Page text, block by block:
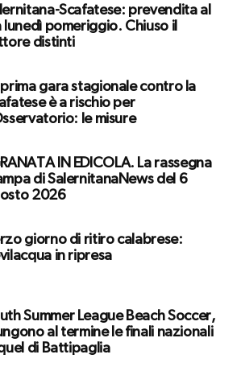
Scafatese: prevendita al
lunedì pomeriggio. Chiuso il
distinti
prima gara stagionale contro la
è a rischio per
le misure
IN EDICOLA. La rassegna
di SalernitanaNews del 6
2026
giorno di ritiro calabrese:
in ripresa
Summer League Beach Soccer,
al termine le finali nazionali
di Battipaglia